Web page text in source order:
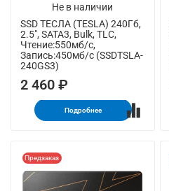
Не в наличии
SSD ТЕСЛА (TESLA) 240Гб,
2.5", SATA3, Bulk, TLC,
Чтение:550мб/с,
Запись:450мб/с (SSDTSLA-
240GS3)
2 460 ₽
Подробнее
Предзаказ